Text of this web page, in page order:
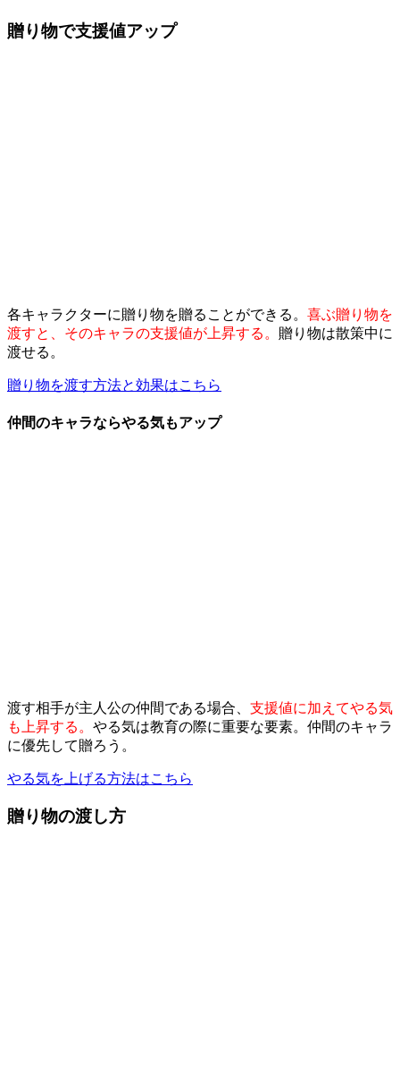
贈り物で支援値アップ
各キャラクターに贈り物を贈ることができる。 喜ぶ贈り物を
渡すと、そのキャラの支援値が上昇する。 贈り物は散策中に
渡せる。
贈り物を渡す方法と効果はこちら
仲間のキャラならやる気もアップ
渡す相手が主人公の仲間である場合、 支援値に加えてやる気
も上昇する。 やる気は教育の際に重要な要素。仲間のキャラ
に優先して贈ろう。
やる気を上げる方法はこちら
贈り物の渡し方